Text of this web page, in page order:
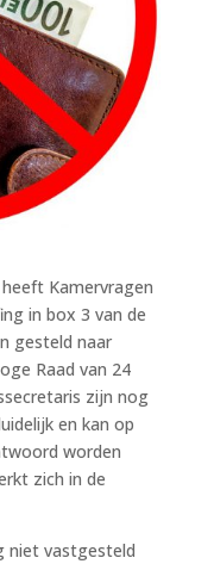
Kamervragen
in box 3 van de
gesteld naar
Raad van 24
zijn nog
en kan op
worden
zich in de
niet vastgesteld